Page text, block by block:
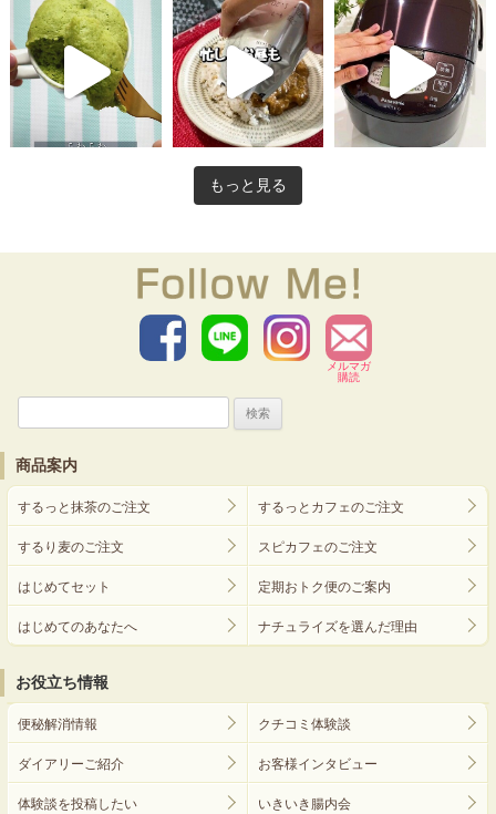
もっと見る
メルマガ
購読
商品案内
するっと抹茶のご注文 するっとカフェのご注文
するり麦のご注文 スピカフェのご注文
はじめてセット 定期おトク便のご案内
はじめてのあなたへ ナチュライズを選んだ理由
お役立ち情報
便秘解消情報 クチコミ体験談
ダイアリーご紹介 お客様インタビュー
体験談を投稿したい いきいき腸内会